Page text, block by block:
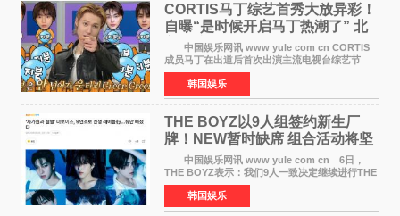
CORTIS马丁综艺首秀大放异彩！
自曝“是时候开启马丁热潮了” 北
美巡演火热进行中
中国娱乐网讯 www yule com cn CORTIS
成员马丁在出道后首次出演主流电视台综艺节
目，展现了多才多艺的魅力。 马丁出演了5日
播出的MBC《Radio Star》Fashion与Passion
之间，I&lsquo;m
韩国娱乐
THE BOYZ以9人组签约新生厂
牌！NEW暂时缺席 组合活动将坚
定不移继续
中国娱乐网讯 www yule com cn 6日，
THE BOYZ表示：我们9人一致决定继续进行THE
BOYZ组合活动，并且已经完成了组合团体活动
签约。目前正在新生厂牌下进行活动准备。尚未
离开THE BOYZ原所
韩国娱乐